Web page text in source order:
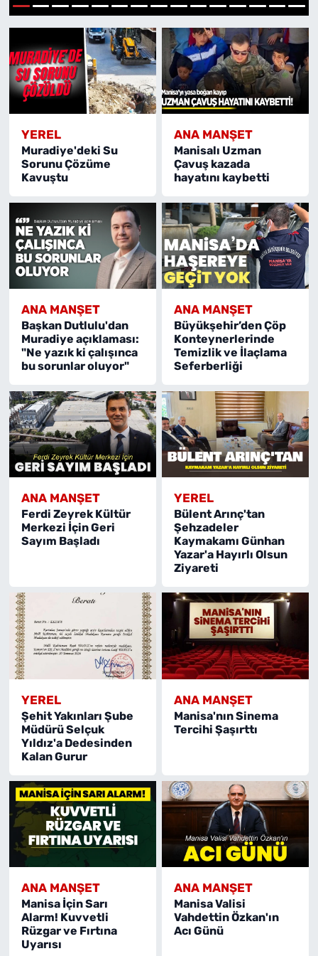
1
YEREL
Muradiye'deki Su
Sorunu Çözüme
Kavuştu
ANA MANŞET
Manisalı Uzman
Çavuş kazada
hayatını kaybetti
ANA MANŞET
Başkan Dutlulu'dan
Muradiye açıklaması:
"Ne yazık ki çalışınca
bu sorunlar oluyor"
ANA MANŞET
Büyükşehir’den Çöp
Konteynerlerinde
Temizlik ve İlaçlama
Seferberliği
ANA MANŞET
Ferdi Zeyrek Kültür
Merkezi İçin Geri
Sayım Başladı
YEREL
Bülent Arınç'tan
Şehzadeler
Kaymakamı Günhan
Yazar'a Hayırlı Olsun
Ziyareti
YEREL
Şehit Yakınları Şube
Müdürü Selçuk
Yıldız'a Dedesinden
Kalan Gurur
ANA MANŞET
Manisa'nın Sinema
Tercihi Şaşırttı
ANA MANŞET
Manisa İçin Sarı
Alarm! Kuvvetli
Rüzgar ve Fırtına
Uyarısı
ANA MANŞET
Manisa Valisi
Vahdettin Özkan'ın
Acı Günü
MAGAZİN